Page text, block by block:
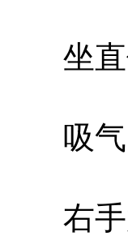
坐直
吸气
右手